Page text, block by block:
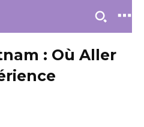
: Où Aller